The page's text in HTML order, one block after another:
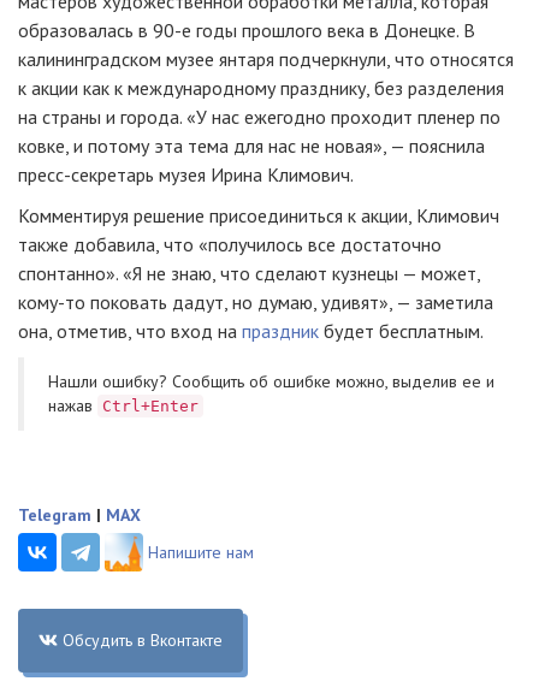
образовалась в 90-е годы прошлого века в Донецке. В
калининградском музее янтаря подчеркнули, что относятся
к акции как к международному празднику, без разделения
на страны и города. «У нас ежегодно проходит пленер по
ковке, и потому эта тема для нас не новая», — пояснила
пресс-секретарь музея Ирина Климович.
Комментируя решение присоединиться к акции, Климович
также добавила, что «получилось все достаточно
спонтанно». «Я не знаю, что сделают кузнецы — может,
кому-то поковать дадут, но думаю, удивят», — заметила
она, отметив, что вход на праздник будет бесплатным.
Нашли ошибку? Cообщить об ошибке можно, выделив ее и
нажав
Ctrl+Enter
Telegram | MAX
Напишите нам
Обсудить в Вконтакте